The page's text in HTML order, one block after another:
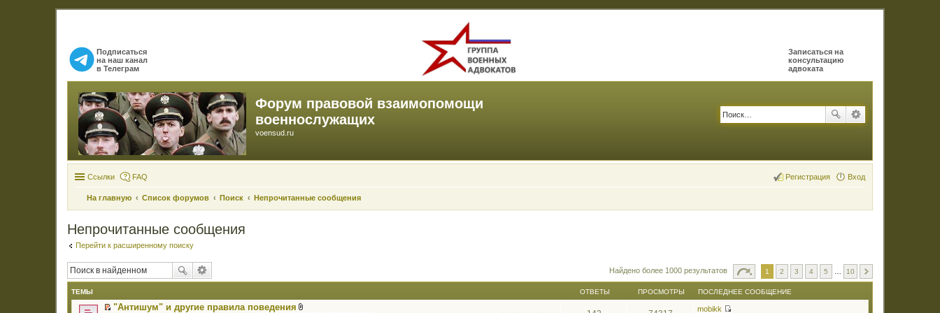
Подписаться
на наш канал
в Телеграм
Записаться на
консультацию
адвоката
Форум правовой взаимопомощи
военнослужащих
voensud.ru
Ссылки FAQ Вход
Регистрация
На главную Список форумов Поиск Непрочитанные сообщения
Непрочитанные сообщения
Перейти к расширенному поиску
Найдено более 1000 результатов 1 2 3 4 5 10
ТЕМЫ ОТВЕТЫ ПРОСМОТРЫ ПОСЛЕДНЕЕ СООБЩЕНИЕ
"Антишум" и другие правила поведения
mobikk